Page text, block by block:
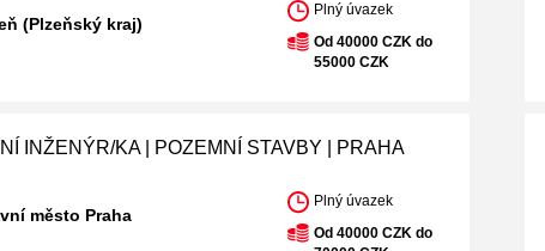
(Plzeňský kraj)
Plný úvazek
Od 40000 CZK do
55000 CZK
INŽENÝR/KA | POZEMNÍ STAVBY | PRAHA
město Praha
Plný úvazek
Od 40000 CZK do